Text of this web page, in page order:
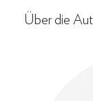
Über die